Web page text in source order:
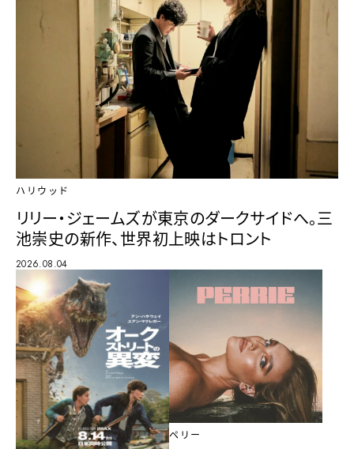
ハリウッド
リリー・ジェームズが東京のダークサイドへ。三
池崇史の新作、世界初上映はトロント
2026.08.04
ペリー